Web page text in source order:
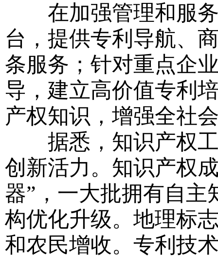
在加强管理和服务
台，提供专利导航、
条服务；针对重点企
导，建立高价值专利
产权知识，增强全社
据悉，知识产权工
创新活力。知识产权
器”，一大批拥有自
构优化升级。地理标
和农民增收。专利技